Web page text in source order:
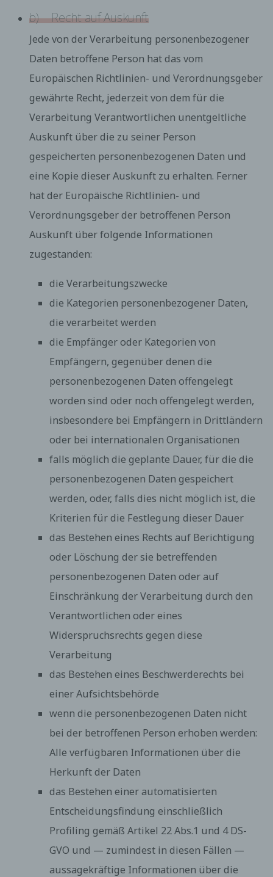
b) Recht auf Auskunft
Jede von der Verarbeitung personenbezogener
Daten betroffene Person hat das vom
Europäischen Richtlinien- und Verordnungsgeber
gewährte Recht, jederzeit von dem für die
Verarbeitung Verantwortlichen unentgeltliche
Auskunft über die zu seiner Person
gespeicherten personenbezogenen Daten und
eine Kopie dieser Auskunft zu erhalten. Ferner
hat der Europäische Richtlinien- und
Verordnungsgeber der betroffenen Person
Auskunft über folgende Informationen
zugestanden:
die Verarbeitungszwecke
die Kategorien personenbezogener Daten,
die verarbeitet werden
die Empfänger oder Kategorien von
Empfängern, gegenüber denen die
personenbezogenen Daten offengelegt
worden sind oder noch offengelegt werden,
insbesondere bei Empfängern in Drittländern
oder bei internationalen Organisationen
falls möglich die geplante Dauer, für die die
personenbezogenen Daten gespeichert
werden, oder, falls dies nicht möglich ist, die
Kriterien für die Festlegung dieser Dauer
das Bestehen eines Rechts auf Berichtigung
oder Löschung der sie betreffenden
personenbezogenen Daten oder auf
Einschränkung der Verarbeitung durch den
Verantwortlichen oder eines
Widerspruchsrechts gegen diese
Verarbeitung
das Bestehen eines Beschwerderechts bei
einer Aufsichtsbehörde
wenn die personenbezogenen Daten nicht
bei der betroffenen Person erhoben werden:
Alle verfügbaren Informationen über die
Herkunft der Daten
das Bestehen einer automatisierten
Entscheidungsfindung einschließlich
Profiling gemäß Artikel 22 Abs.1 und 4 DS-
GVO und — zumindest in diesen Fällen —
aussagekräftige Informationen über die
Person dieses Bestätigungsrecht in Anspruch
nehmen, kann sie sich hierzu jederzeit an einen
Mitarbeiter des für die Verarbeitung
Verantwortlichen wenden.
b) Recht auf Auskunft
Jede von der Verarbeitung personenbezogener
Daten betroffene Person hat das vom
Europäischen Richtlinien- und Verordnungsgeber
gewährte Recht, jederzeit von dem für die
Verarbeitung Verantwortlichen unentgeltliche
Auskunft über die zu seiner Person gespeicherten
personenbezogenen Daten und eine Kopie dieser
Richtlinien- und Verordnungsgeber der betroffenen
Person Auskunft über folgende Informationen
die Verarbeitungszwecke
die Kategorien personenbezogener Daten, die
verarbeitet werden
die Empfänger oder Kategorien von Empfängern,
gegenüber denen die personenbezogenen Daten
werden, insbesondere bei Empfängern in
Drittländern oder bei internationalen
Organisationen
falls möglich die geplante Dauer, für die die
oder, falls dies nicht möglich ist, die Kriterien für
die Festlegung dieser Dauer
das Bestehen eines Rechts auf Berichtigung oder
Löschung der sie betreffenden
personenbezogenen Daten oder auf
Einschränkung der Verarbeitung durch den
Verantwortlichen oder eines Widerspruchsrechts
gegen diese Verarbeitung
das Bestehen eines Beschwerderechts bei einer
wenn die personenbezogenen Daten nicht bei der
verfügbaren Informationen über die Herkunft der
Daten
das Bestehen einer automatisierten
Entscheidungsfindung einschließlich Profiling
zumindest in diesen Fällen — aussagekräftige
Informationen über die involvierte Logik sowie die
Tragweite und die angestrebten Auswirkungen
einer derartigen Verarbeitung für die betroffene
Ferner steht der betroffenen Person ein
Auskunftsrecht darüber zu, ob personenbezogene
Organisation übermittelt wurden. Sofern dies der
Fall ist, so steht der betroffenen Person im Übrigen
das Recht zu, Auskunft über die geeigneten
Garantien im Zusammenhang mit der Übermittlung
Möchte eine betroffene Person dieses
Auskunftsrecht in Anspruch nehmen, kann sie sich
hierzu jederzeit an einen Mitarbeiter des für die
Verarbeitung Verantwortlichen wenden.
c) Recht auf Berichtigung
Jede von der Verarbeitung personenbezogener
Europäischen Richtlinien- und Verordnungsgeber
gewährte Recht, die unverzügliche Berichtigung
sie betreffender unrichtiger personenbezogener
Daten zu verlangen. Ferner steht der betroffenen
Zwecke der Verarbeitung, die Vervollständigung
unvollständiger personenbezogener Daten —